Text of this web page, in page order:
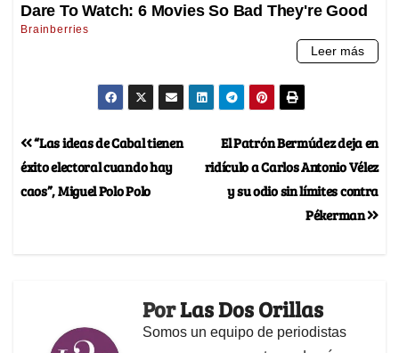
El Patrón Bermúdez deja en
ridículo a Carlos Antonio Vélez
y su odio sin límites contra
Pékerman
“Las ideas de Cabal tienen
éxito electoral cuando hay
caos”, Miguel Polo Polo
PorLas Dos Orillas
Somos un equipo de periodistas